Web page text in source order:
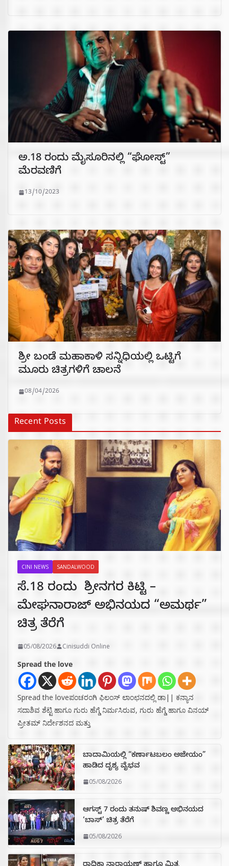
ಅ.18 ರಂದು ಮೈಸೂರಿನಲ್ಲಿ “ಘೋಸ್ಟ್”
ಮೆರವಣಿಗೆ
13/10/2023
ಶ್ರೀ ಬಂಡೆ ಮಹಾಕಾಳಿ ಸನ್ನಿಧಿಯಲ್ಲಿ ಒಟ್ಟಿಗೆ
ಮೂರು ಚಿತ್ರಗಳಿಗೆ ಚಾಲನೆ
08/04/2026
Recent Posts
CINI NEWS SANDALWOOD
ಸೆ.18 ರಂದು ಶ್ರೀನಗರ ಕಿಟ್ಟಿ –
ಮೇಘನಾರಾಜ್ ಅಭಿನಯದ “ಅಮರ್ಥ”
ಚಿತ್ರ ತೆರೆಗೆ
05/08/2026 Cinisuddi Online
Spread the love
Spread the loveಪಂಚರಂಗಿ ಫಿಲಂಸ್ ಲಾಂಛನದಲ್ಲಿ ಡಾ|| ಕನ್ಯಾನ
ಸದಾಶಿವ ಶೆಟ್ಟಿ ಹಾಗೂ ಗುರು ಹೆಗ್ಡೆ ನಿರ್ಮಸಿರುವ, ಗುರು ಹೆಗ್ಡೆ ಹಾಗೂ ವಿನಯ್
ಪ್ರೀತಮ್ ನಿರ್ದೇಶನದ ಮತ್ತು
ಬಾದಾಮಿಯಲ್ಲಿ “ಕರ್ಣಾಟಬಲಂ ಅಜೇಯಂ”
ಹಾಡಿದ ದೃಶ್ಯ ವೈಭವ
05/08/2026
ಆಗಸ್ಟ್ 7 ರಂದು ತನುಷ್ ಶಿವಣ್ಣ ಅಭಿನಯದ
‘ಬಾಸ್’ ಚಿತ್ರ ತೆರೆಗೆ
05/08/2026